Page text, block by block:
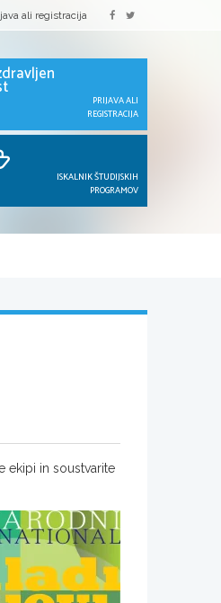
ali registracija
PRIJAVA ALI
REGISTRACIJA
ISKALNIK ŠTUDIJSKIH
PROGRAMOV
ekipi in soustvarite